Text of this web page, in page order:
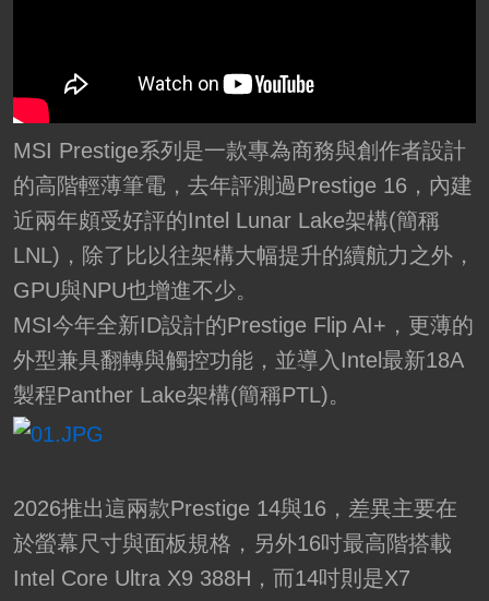
MSI Prestige系列是一款專為商務與創作者設計
的高階輕薄筆電，去年評測過Prestige 16，內建
近兩年頗受好評的Intel Lunar Lake架構(簡稱
LNL)，除了比以往架構大幅提升的續航力之外，
GPU與NPU也增進不少。
MSI今年全新ID設計的Prestige Flip AI+，更薄的
外型兼具翻轉與觸控功能，並導入Intel最新18A
製程Panther Lake架構(簡稱PTL)。
2026推出這兩款Prestige 14與16，差異主要在
於螢幕尺寸與面板規格，另外16吋最高階搭載
Intel Core Ultra X9 388H，而14吋則是X7